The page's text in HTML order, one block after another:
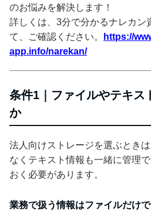
のお悩みを解決します！
詳しくは、3分で分かるナレカン
て、ご確認ください。
https://
app.info/narekan/
条件1｜ファイルやテキス
か
法人向けストレージを選ぶとき
なくテキスト情報も一緒に管理
おく必要があります。
業務で扱う情報はファイルだけ